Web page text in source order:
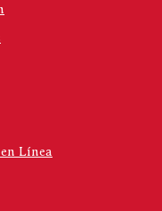
Línea